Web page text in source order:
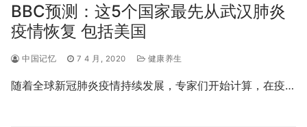
BBC预测：这5个国家最先从武汉肺炎
疫情恢复 包括美国
中国记忆 7 4 月, 2020 健康养生
随着全球新冠肺炎疫情持续发展，专家们开始计算，在疫…